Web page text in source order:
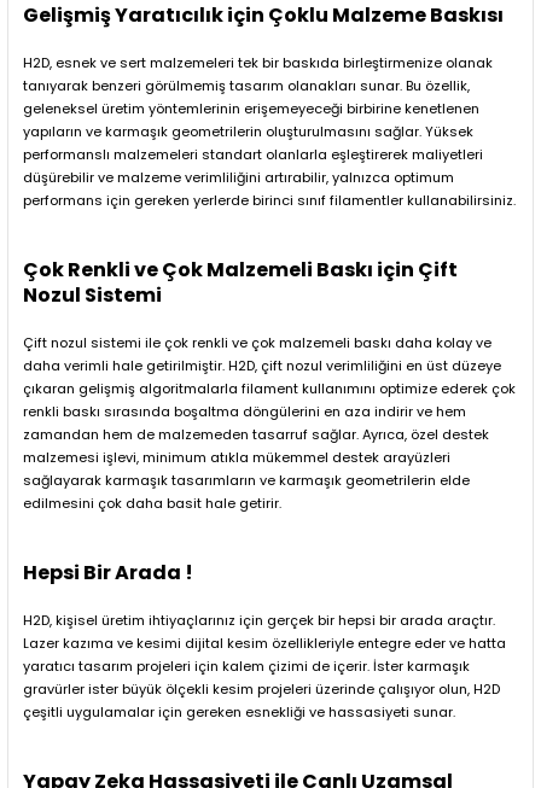
Gelişmiş Yaratıcılık için Çoklu Malzeme Baskısı
H2D, esnek ve sert malzemeleri tek bir baskıda birleştirmenize olanak
tanıyarak benzeri görülmemiş tasarım olanakları sunar. Bu özellik,
geleneksel üretim yöntemlerinin erişemeyeceği birbirine kenetlenen
yapıların ve karmaşık geometrilerin oluşturulmasını sağlar. Yüksek
performanslı malzemeleri standart olanlarla eşleştirerek maliyetleri
düşürebilir ve malzeme verimliliğini artırabilir, yalnızca optimum
performans için gereken yerlerde birinci sınıf filamentler kullanabilirsiniz.
Çok Renkli ve Çok Malzemeli Baskı için Çift
Nozul Sistemi
Çift nozul sistemi ile çok renkli ve çok malzemeli baskı daha kolay ve
daha verimli hale getirilmiştir. H2D, çift nozul verimliliğini en üst düzeye
çıkaran gelişmiş algoritmalarla filament kullanımını optimize ederek çok
renkli baskı sırasında boşaltma döngülerini en aza indirir ve hem
zamandan hem de malzemeden tasarruf sağlar. Ayrıca, özel destek
malzemesi işlevi, minimum atıkla mükemmel destek arayüzleri
sağlayarak karmaşık tasarımların ve karmaşık geometrilerin elde
edilmesini çok daha basit hale getirir.
Hepsi Bir Arada !
H2D, kişisel üretim ihtiyaçlarınız için gerçek bir hepsi bir arada araçtır.
Lazer kazıma ve kesimi dijital kesim özellikleriyle entegre eder ve hatta
yaratıcı tasarım projeleri için kalem çizimi de içerir. İster karmaşık
gravürler ister büyük ölçekli kesim projeleri üzerinde çalışıyor olun, H2D
çeşitli uygulamalar için gereken esnekliği ve hassasiyeti sunar.
Yapay Zeka Hassasiyeti ile Canlı Uzamsal